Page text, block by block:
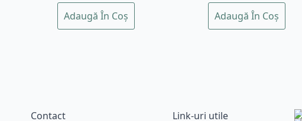
Adaugă În Coș Adaugă În Coș
Contact
Link-uri utile